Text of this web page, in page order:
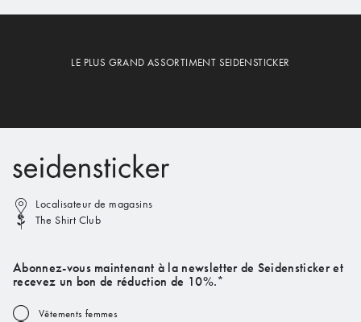
LE PLUS GRAND ASSORTIMENT SEIDENSTICKER
Localisateur de magasins
The Shirt Club
Abonnez-vous maintenant à la newsletter de Seidensticker et
recevez un bon de réduction de 10%.*
Vêtements femmes